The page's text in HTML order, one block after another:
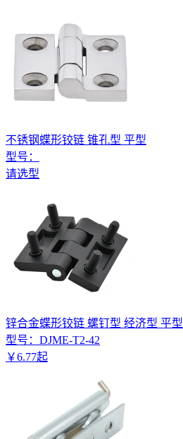
不锈钢蝶形铰链 锥孔型 平型
型号：
请选型
锌合金蝶形铰链 螺钉型 经济型 平型
型号： DJME-T2-42
￥6.77起